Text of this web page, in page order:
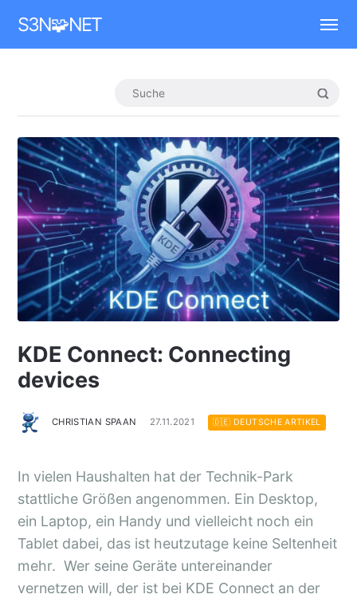
S3N🧩NET
KDE Connect: Connecting
devices
CHRISTIAN SPAAN 27.11.2021 🇩🇪 DEUTSCHE ARTIKEL
In vielen Haushalten hat der Technik-Park
stattliche Größen angenommen. Ein Desktop,
ein Laptop, ein Handy und vielleicht noch ein
Tablet dabei, das ist heutzutage keine Seltenheit
mehr. Wer seine Geräte untereinander
vernetzen will, der ist bei KDE Connect an der